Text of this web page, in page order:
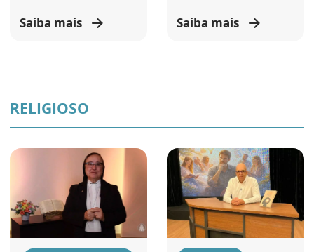
Saiba mais Saiba mais
RELIGIOSO